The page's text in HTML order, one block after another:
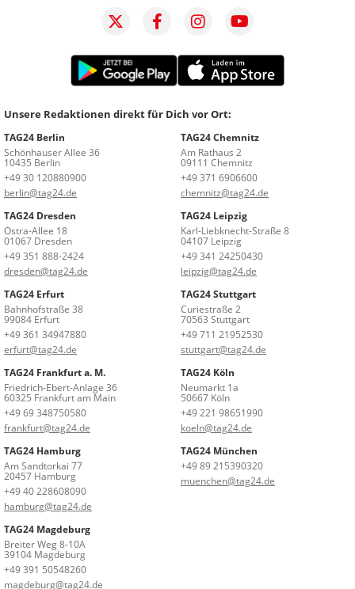
Unsere Redaktionen direkt für Dich vor Ort:
TAG24 Berlin
Schönhauser Allee 36
10435 Berlin
+49 30 120880900
berlin@tag24.de
TAG24 Chemnitz
Am Rathaus 2
09111 Chemnitz
+49 371 6906600
chemnitz@tag24.de
TAG24 Dresden
Ostra-Allee 18
01067 Dresden
+49 351 888-2424
dresden@tag24.de
TAG24 Leipzig
Karl-Liebknecht-Straße 8
04107 Leipzig
+49 341 24250430
leipzig@tag24.de
TAG24 Erfurt
Bahnhofstraße 38
99084 Erfurt
+49 361 34947880
erfurt@tag24.de
TAG24 Stuttgart
Curiestraße 2
70563 Stuttgart
+49 711 21952530
stuttgart@tag24.de
TAG24 Frankfurt a. M.
Friedrich-Ebert-Anlage 36
60325 Frankfurt am Main
+49 69 348750580
frankfurt@tag24.de
TAG24 Köln
Neumarkt 1a
50667 Köln
+49 221 98651990
koeln@tag24.de
TAG24 Hamburg
Am Sandtorkai 77
20457 Hamburg
+49 40 228608090
hamburg@tag24.de
TAG24 München
+49 89 215390320
muenchen@tag24.de
TAG24 Magdeburg
Breiter Weg 8-10A
39104 Magdeburg
+49 391 50548260
magdeburg@tag24.de